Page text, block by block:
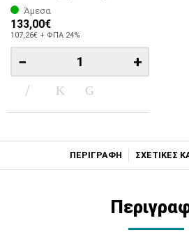
Άμεσα
133,00€
107,26€ + ΦΠΑ 24%
− +
ΠΕΡΙΓΡΑΦΗ ΣΧΕΤΙΚΕΣ